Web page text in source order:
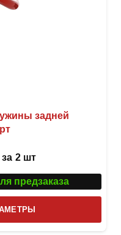
задней
за 2 шт
предзаказа
товар